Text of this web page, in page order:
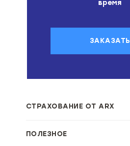
время
ЗАКАЗАТЬ
СТРАХОВАНИЕ ОТ ARX
ПОЛЕЗНОЕ